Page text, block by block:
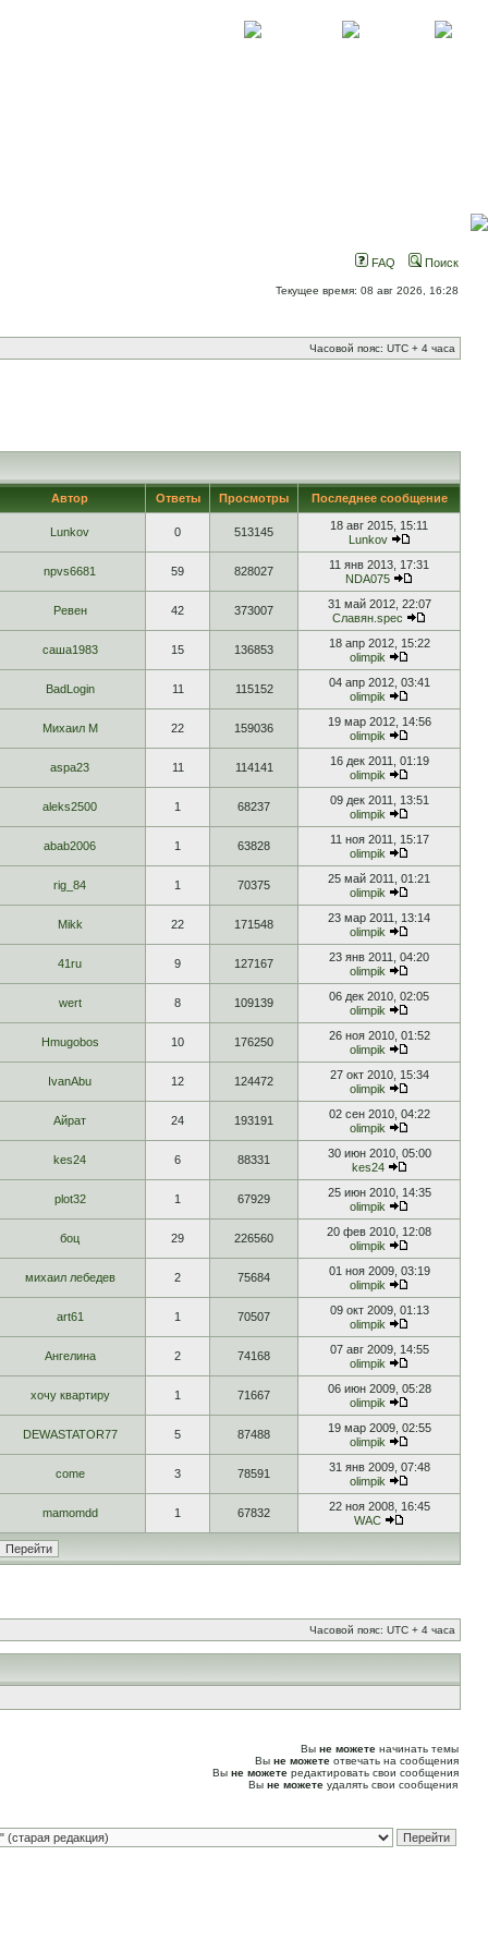
FAQ Поиск
Текущее время: 08 авг 2026, 16:28
Часовой пояс: UTC + 4 часа
Автор Ответы Просмотры Последнее сообщение
Lunkov 0 513145
18 авг 2015, 15:11
Lunkov
npvs6681 59 828027
11 янв 2013, 17:31
NDA075
Ревен 42 373007
31 май 2012, 22:07
Славян.spec
саша1983 15 136853
18 апр 2012, 15:22
olimpik
BadLogin 11 115152
04 апр 2012, 03:41
olimpik
Михаил М 22 159036
19 мар 2012, 14:56
olimpik
aspa23 11 114141
16 дек 2011, 01:19
olimpik
aleks2500 1 68237
09 дек 2011, 13:51
olimpik
abab2006 1 63828
11 ноя 2011, 15:17
olimpik
rig_84 1 70375
25 май 2011, 01:21
olimpik
Mikk 22 171548
23 мар 2011, 13:14
olimpik
41ru 9 127167
23 янв 2011, 04:20
olimpik
wert 8 109139
06 дек 2010, 02:05
olimpik
Hmugobos 10 176250
26 ноя 2010, 01:52
olimpik
IvanAbu 12 124472
27 окт 2010, 15:34
olimpik
Айрат 24 193191
02 сен 2010, 04:22
olimpik
kes24 6 88331
30 июн 2010, 05:00
kes24
plot32 1 67929
25 июн 2010, 14:35
olimpik
боц 29 226560
20 фев 2010, 12:08
olimpik
михаил лебедев 2 75684
01 ноя 2009, 03:19
olimpik
art61 1 70507
09 окт 2009, 01:13
olimpik
Ангелина 2 74168
07 авг 2009, 14:55
olimpik
хочу квартиру 1 71667
06 июн 2009, 05:28
olimpik
DEWASTATOR77 5 87488
19 мар 2009, 02:55
olimpik
come 3 78591
31 янв 2009, 07:48
olimpik
mamomdd 1 67832
22 ноя 2008, 16:45
WAC
Часовой пояс: UTC + 4 часа
Вы не можете начинать темы
Вы не можете отвечать на сообщения
Вы не можете редактировать свои сообщения
Вы не можете удалять свои сообщения